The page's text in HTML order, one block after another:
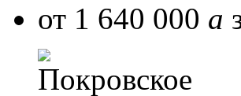
от 1 640 000 a